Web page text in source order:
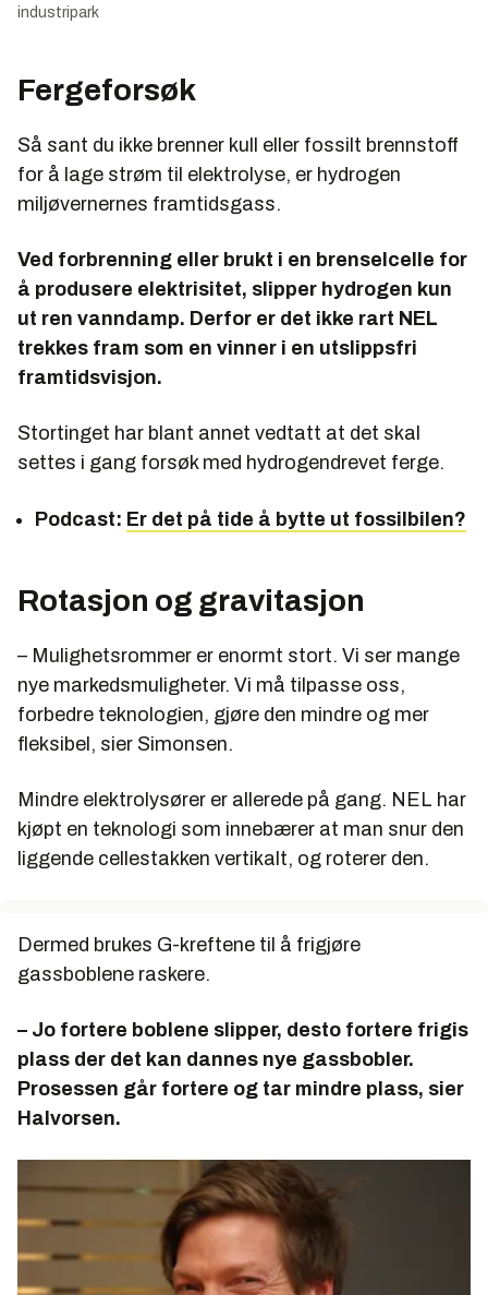
industripark
Fergeforsøk
Så sant du ikke brenner kull eller fossilt brennstoff
for å lage strøm til elektrolyse, er hydrogen
miljøvernernes framtidsgass.
Ved forbrenning eller brukt i en brenselcelle for
å produsere elektrisitet, slipper hydrogen kun
ut ren vanndamp. Derfor er det ikke rart NEL
trekkes fram som en vinner i en utslippsfri
framtidsvisjon.
Stortinget har blant annet vedtatt at det skal
settes i gang forsøk med hydrogendrevet ferge.
Podcast: Er det på tide å bytte ut fossilbilen?
Rotasjon og gravitasjon
– Mulighetsrommer er enormt stort. Vi ser mange
nye markedsmuligheter. Vi må tilpasse oss,
forbedre teknologien, gjøre den mindre og mer
fleksibel, sier Simonsen.
Mindre elektrolysører er allerede på gang. NEL har
kjøpt en teknologi som innebærer at man snur den
liggende cellestakken vertikalt, og roterer den.
Dermed brukes G-kreftene til å frigjøre
gassboblene raskere.
– Jo fortere boblene slipper, desto fortere frigis
plass der det kan dannes nye gassbobler.
Prosessen går fortere og tar mindre plass, sier
Halvorsen.